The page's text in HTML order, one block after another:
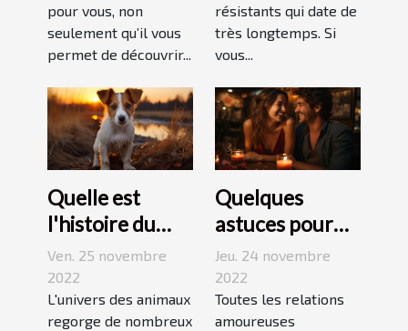
pour vous, non
seulement qu’il vous
permet de découvrir...
résistants qui date de
très longtemps. Si
vous...
Quelle est
l'histoire du
Jack Russell
terrier ?
Ven. 25 novembre
2022
L'univers des animaux
regorge de nombreux
Quelques
astuces pour
réussir son
premier
rendez-vous
Jeu. 24 novembre
2022
Toutes les relations
amoureuses